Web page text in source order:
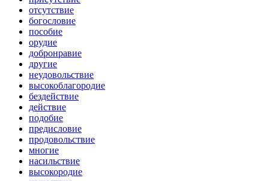
отсутствие
богословие
пособие
орудие
добронравие
другие
неудовольствие
высокоблагородие
бездействие
действие
подобие
предисловие
продовольствие
многие
насильствие
высокородие